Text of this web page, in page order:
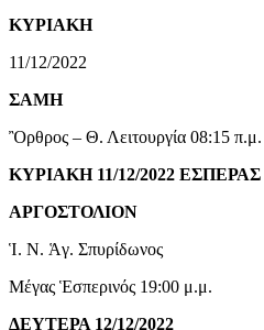
ΚΥΡΙΑΚΗ
11/12/2022
ΣΑΜΗ
Ὂρθρος – Θ. Λειτουργία 08:15 π.μ.
ΚΥΡΙΑΚΗ 11/12/2022 ΕΣΠΕΡΑΣ
ΑΡΓΟΣΤΟΛΙΟΝ
Ἱ. Ν. Ἁγ. Σπυρίδωνος
Μέγας Ἑσπερινός 19:00 μ.μ.
ΔΕΥΤΕΡΑ 12/12/2022